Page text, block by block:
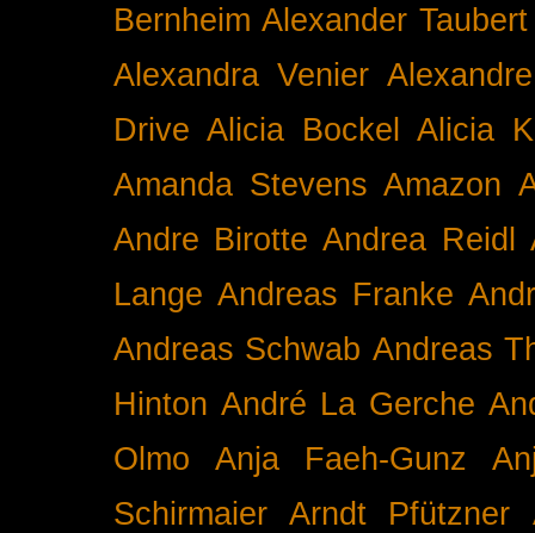
Bernheim Alexander Taubert
Alexandra Venier
Drive Alicia Bockel
Alicia
Amanda Stevens Amazon
Andre Birotte Andrea Reidl
Lange Andreas Franke
Andreas Schwab Andreas
Hinton André La Gerche
Olmo
Anja Faeh-Gunz
Schirmaier
Arndt Pfützner